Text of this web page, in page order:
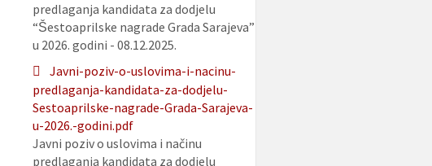
predlaganja kandidata za dodjelu
“Šestoaprilske nagrade Grada Sarajeva”
u 2026. godini - 08.12.2025.
Javni-poziv-o-uslovima-i-nacinu-
predlaganja-kandidata-za-dodjelu-
Sestoaprilske-nagrade-Grada-Sarajeva-
u-2026.-godini.pdf
Javni poziv o uslovima i načinu
predlaganja kandidata za dodjelu